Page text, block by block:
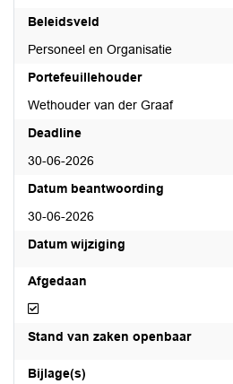
Beleidsveld
Personeel en Organisatie
Portefeuillehouder
Wethouder van der Graaf
Deadline
30-06-2026
Datum beantwoording
30-06-2026
Datum wijziging
Afgedaan
Afgedaan
Stand van zaken openbaar
Bijlage(s)